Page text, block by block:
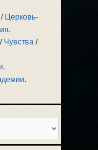
/ Церковь-
.
/ Чувства /
.
.